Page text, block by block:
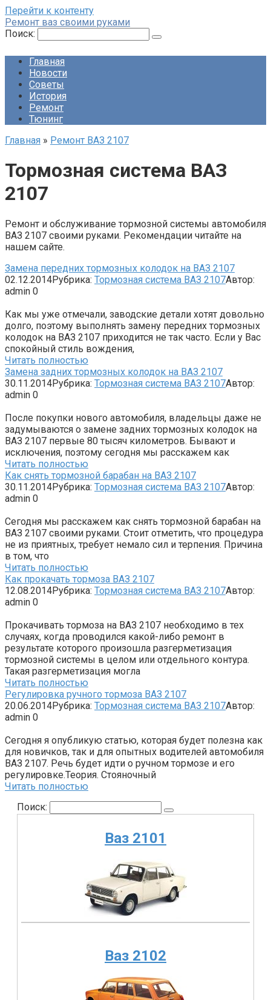
Перейти к контенту
Ремонт ваз своими руками
Поиск:
Главная
Новости
Советы
История
Ремонт
Тюнинг
Главная » Ремонт ВАЗ 2107
Тормозная система ВАЗ
2107
Ремонт и обслуживание тормозной системы автомобиля
ВАЗ 2107 своими руками. Рекомендации читайте на
нашем сайте.
Замена передних тормозных колодок на ВАЗ 2107
02.12.2014Рубрика: Тормозная система ВАЗ 2107Автор:
admin 0
Как мы уже отмечали, заводские детали хотят довольно
долго, поэтому выполнять замену передних тормозных
колодок на ВАЗ 2107 приходится не так часто. Если у Вас
спокойный стиль вождения,
Читать полностью
Замена задних тормозных колодок на ВАЗ 2107
30.11.2014Рубрика: Тормозная система ВАЗ 2107Автор:
admin 0
После покупки нового автомобиля, владельцы даже не
задумываются о замене задних тормозных колодок на
ВАЗ 2107 первые 80 тысяч километров. Бывают и
исключения, поэтому сегодня мы расскажем как
Читать полностью
Как снять тормозной барабан на ВАЗ 2107
30.11.2014Рубрика: Тормозная система ВАЗ 2107Автор:
admin 0
Сегодня мы расскажем как снять тормозной барабан на
ВАЗ 2107 своими руками. Стоит отметить, что процедура
не из приятных, требует немало сил и терпения. Причина
в том, что
Читать полностью
Как прокачать тормоза ВАЗ 2107
12.08.2014Рубрика: Тормозная система ВАЗ 2107Автор:
admin 0
Прокачивать тормоза на ВАЗ 2107 необходимо в тех
случаях, когда проводился какой-либо ремонт в
результате которого произошла разгерметизация
тормозной системы в целом или отдельного контура.
Такая разгерметизация могла
Читать полностью
Регулировка ручного тормоза ВАЗ 2107
20.06.2014Рубрика: Тормозная система ВАЗ 2107Автор:
admin 0
Сегодня я опубликую статью, которая будет полезна как
для новичков, так и для опытных водителей автомобиля
ВАЗ 2107. Речь будет идти о ручном тормозе и его
регулировке.Теория. Стояночный
Читать полностью
Поиск:
Ваз 2101
Ваз 2102